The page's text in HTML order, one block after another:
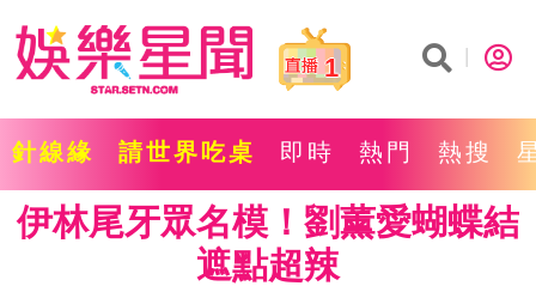
1
針線緣 請世界吃桌 即時 熱門 熱搜
伊林尾牙眾名模！劉薰愛蝴蝶結
遮點超辣